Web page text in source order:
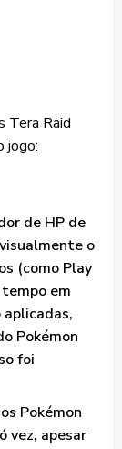
Tera Raid
jogo:
de HP de
o
(como Play
em
Pokémon
foi
Pokémon
vez, apesar